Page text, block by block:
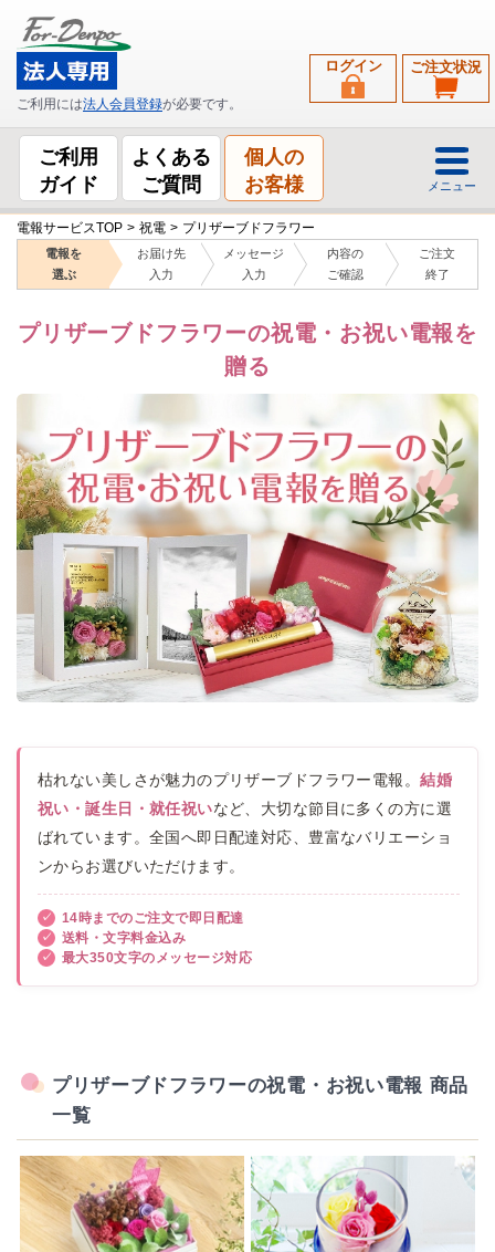
ご利用には法人会員登録が必要です。
ご注文状況
ログイン
ご利用
ガイド
よくある
ご質問
個人の
お客様
メニュー
電報サービスTOP > 祝電 > プリザーブドフラワー
電報を
選ぶ
お届け先
入力
メッセージ
入力
内容の
ご確認
ご注文
終了
プリザーブドフラワーの祝電・お祝い電報を
贈る
枯れない美しさが魅力のプリザーブドフラワー電報。結婚
祝い・誕生日・就任祝いなど、大切な節目に多くの方に選
ばれています。全国へ即日配達対応、豊富なバリエーショ
ンからお選びいただけます。
14時までのご注文で即日配達
送料・文字料金込み
最大350文字のメッセージ対応
プリザーブドフラワーの祝電・お祝い電報 商品
一覧